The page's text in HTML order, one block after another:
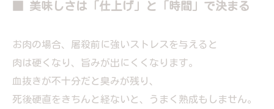
■ 美味しさは「仕上げ」と「時間」で決まる
お肉の場合、屠殺前に強いストレスを与えると
肉は硬くなり、旨みが出にくくなります。
血抜きが不十分だと臭みが残り、
死後硬直をきちんと経ないと、うまく熟成もしません。